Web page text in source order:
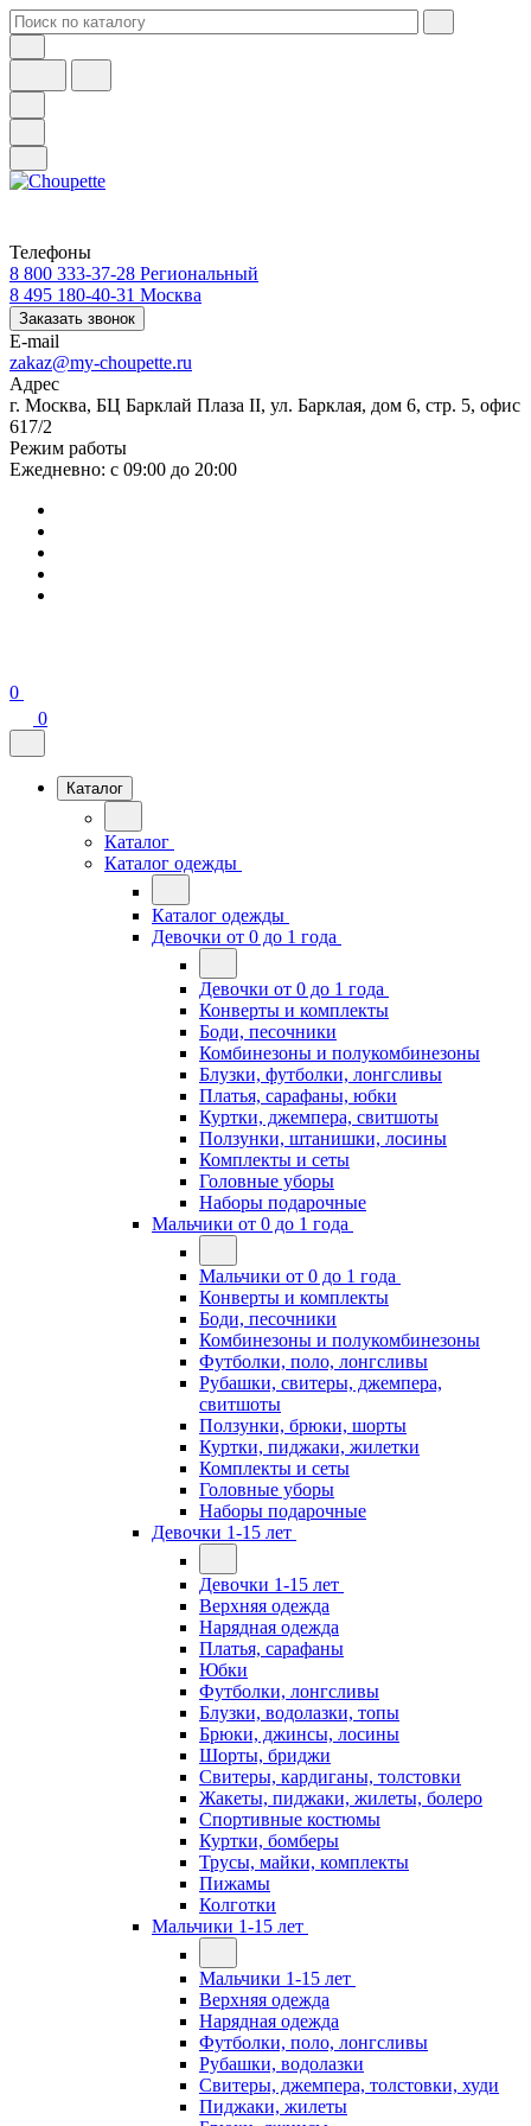
Телефоны
8 800 333-37-28 Региональный
8 495 180-40-31 Москва
Заказать звонок
E-mail
zakaz@my-choupette.ru
Адрес
г. Москва, БЦ Барклай Плаза II, ул. Барклая, дом 6, стр. 5, офис
617/2
Режим работы
Ежедневно: с 09:00 до 20:00
0
0
Каталог
Каталог
Каталог одежды
Каталог одежды
Девочки от 0 до 1 года
Девочки от 0 до 1 года
Конверты и комплекты
Боди, песочники
Комбинезоны и полукомбинезоны
Блузки, футболки, лонгсливы
Платья, сарафаны, юбки
Куртки, джемпера, свитшоты
Ползунки, штанишки, лосины
Комплекты и сеты
Головные уборы
Наборы подарочные
Мальчики от 0 до 1 года
Мальчики от 0 до 1 года
Конверты и комплекты
Боди, песочники
Комбинезоны и полукомбинезоны
Футболки, поло, лонгсливы
Рубашки, свитеры, джемпера,
свитшоты
Ползунки, брюки, шорты
Куртки, пиджаки, жилетки
Комплекты и сеты
Головные уборы
Наборы подарочные
Девочки 1-15 лет
Девочки 1-15 лет
Верхняя одежда
Нарядная одежда
Платья, сарафаны
Юбки
Футболки, лонгсливы
Блузки, водолазки, топы
Брюки, джинсы, лосины
Шорты, бриджи
Свитеры, кардиганы, толстовки
Жакеты, пиджаки, жилеты, болеро
Спортивные костюмы
Куртки, бомберы
Трусы, майки, комплекты
Пижамы
Колготки
Мальчики 1-15 лет
Мальчики 1-15 лет
Верхняя одежда
Нарядная одежда
Футболки, поло, лонгсливы
Рубашки, водолазки
Свитеры, джемпера, толстовки, худи
Пиджаки, жилеты